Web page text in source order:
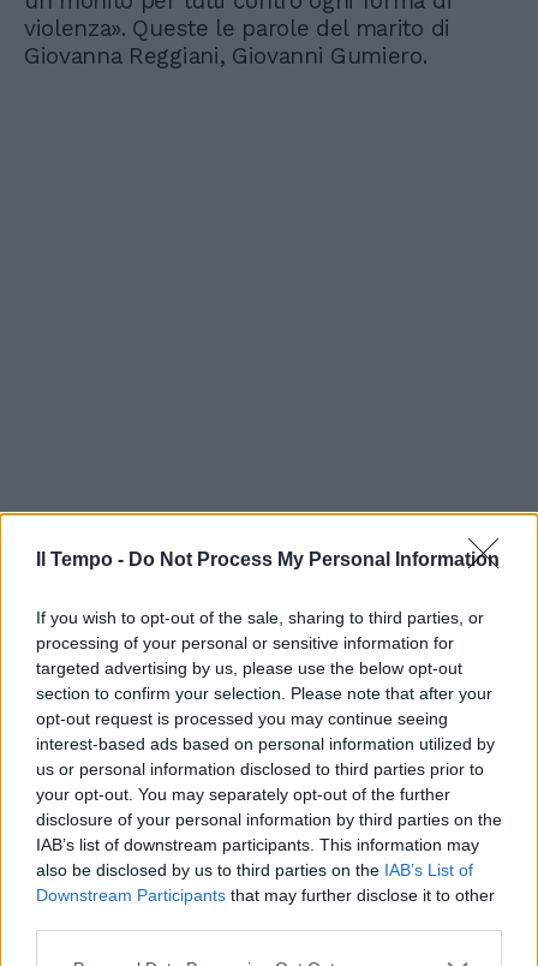
Il Tempo - Do Not Process My Personal Information
If you wish to opt-out of the sale, sharing to third parties, or
processing of your personal or sensitive information for
targeted advertising by us, please use the below opt-out
section to confirm your selection. Please note that after your
opt-out request is processed you may continue seeing
interest-based ads based on personal information utilized by
us or personal information disclosed to third parties prior to
your opt-out. You may separately opt-out of the further
disclosure of your personal information by third parties on the
IAB’s list of downstream participants. This information may
also be disclosed by us to third parties on the IAB’s List of
Downstream Participants that may further disclose it to other
violenza». Queste le parole del marito di
Giovanna Reggiani, Giovanni Gumiero.
In evidenza